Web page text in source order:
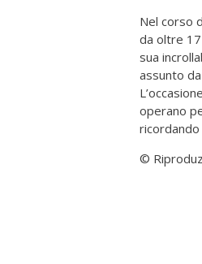
Nel corso
da oltre
sua
assunto
operano
©